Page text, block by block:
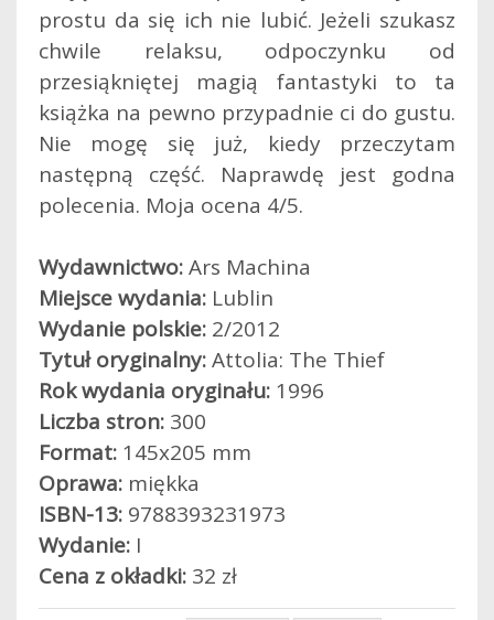
prostu da się ich nie lubić. Jeżeli szukasz
chwile relaksu, odpoczynku od
przesiąkniętej magią fantastyki to ta
książka na pewno przypadnie ci do gustu.
Nie mogę się już, kiedy przeczytam
następną część. Naprawdę jest godna
polecenia. Moja ocena 4/5.
Wydawnictwo:Ars Machina
Miejsce wydania: Lublin
Wydanie polskie: 2/2012
Tytuł oryginalny:Attolia: The Thief
Rok wydania oryginału: 1996
Liczba stron: 300
Format: 145x205 mm
Oprawa: miękka
ISBN-13: 9788393231973
Wydanie: I
Cena z okładki: 32 zł